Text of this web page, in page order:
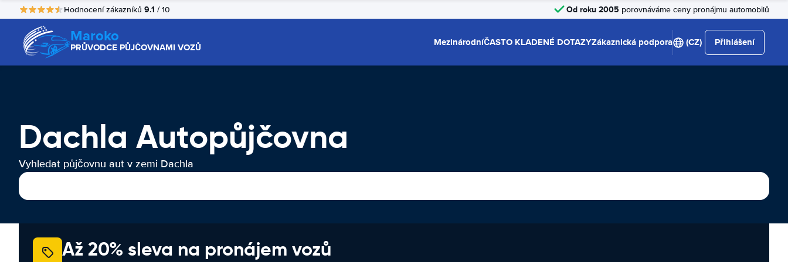
Hodnocení zákazníků 9.1 / 10 Od roku 2005 porovnáváme ceny pronájmu automobilů
Maroko
PRŮVODCE PŮJČOVNAMI VOZŮ MezinárodníČASTO KLADENÉ DOTAZYZákaznická podpora (CZ) Přihlášení
Dachla Autopůjčovna
Vyhledat půjčovnu aut v zemi Dachla
Až 20% sleva na pronájem vozů